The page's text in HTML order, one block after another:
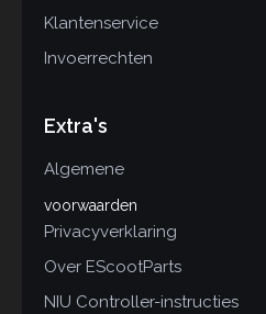
Klantenservice
Invoerrechten
Extra's
Algemene
voorwaarden
Privacyverklaring
Over EScootParts
NIU Controller-instructies